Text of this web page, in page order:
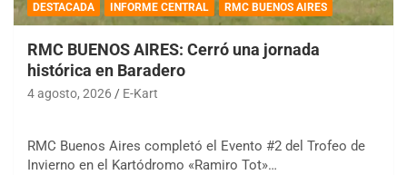
DESTACADA INFORME CENTRAL RMC BUENOS AIRES
RMC BUENOS AIRES: Cerró una jornada
histórica en Baradero
4 agosto, 2026 E-Kart
RMC Buenos Aires completó el Evento #2 del Trofeo de
Invierno en el Kartódromo «Ramiro Tot»…